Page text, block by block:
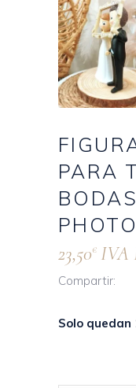
PARA
23,50€ IVA
Compartir:
Solo quedan